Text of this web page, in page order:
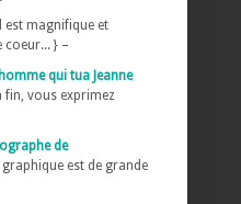
est magnifique et
coeur... } –
qui tua Jeanne
fin, vous exprimez
de
est de grande